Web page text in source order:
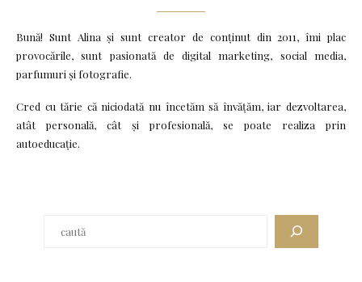
Bună! Sunt Alina și sunt creator de conținut din 2011, îmi plac
provocările, sunt pasionată de digital marketing, social media,
parfumuri și fotografie.
Cred cu tărie că niciodată nu încetăm să învățăm, iar dezvoltarea,
atât personală, cât și profesională, se poate realiza prin
autoeducație.